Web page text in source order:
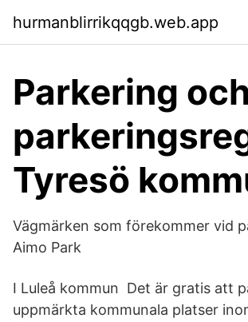
hurmanblirrikqqgb.web.app
Parkering och
Tyresö
Vägmärken som förekommer vid
Aimo Park
I Luleå kommun Det är gratis att
uppmärkta kommunala platser